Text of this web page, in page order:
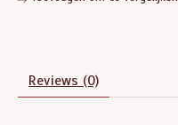
Reviews (0)